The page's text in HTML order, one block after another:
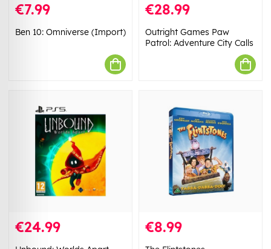
€7.99
Ben 10: Omniverse (Import)
€28.99
Outright Games Paw
Patrol: Adventure City Calls
€24.99 €8.99